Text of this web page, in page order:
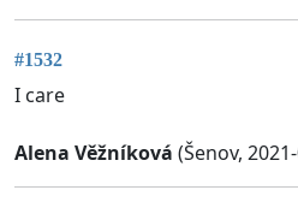
#1532
I care
Alena Věžníková (Šenov,